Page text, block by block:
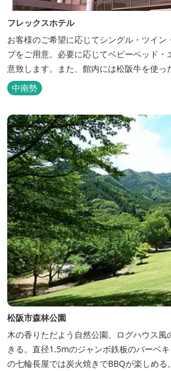
フレックスホテル
お客様のご希望に応じてシングル・ツイン
プをご用意。必要に応じてベビーベッド・
意致します。また、館内には松阪牛を使っ
ンと喫茶があります。伊勢神宮参拝や、伊
の拠点にご利用ください。
中南勢
松阪市森林公園
木の香りただよう自然公園。ログハウス
きる。直径1.5mのジャンボ鉄板のバーベ
の七輪長屋では炭火焼きでBBQが楽しめる